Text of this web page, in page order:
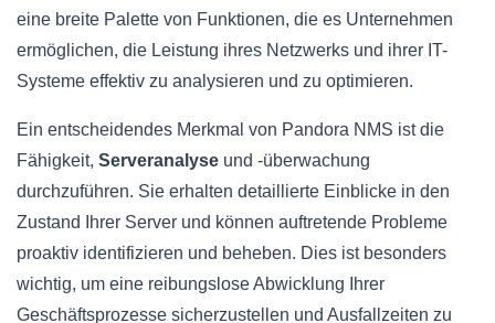
eine breite Palette von Funktionen, die es Unternehmen
ermöglichen, die Leistung ihres Netzwerks und ihrer IT-
Systeme effektiv zu analysieren und zu optimieren.
Ein entscheidendes Merkmal von Pandora NMS ist die
Fähigkeit, Serveranalyse und -überwachung
durchzuführen. Sie erhalten detaillierte Einblicke in den
Zustand Ihrer Server und können auftretende Probleme
proaktiv identifizieren und beheben. Dies ist besonders
wichtig, um eine reibungslose Abwicklung Ihrer
Geschäftsprozesse sicherzustellen und Ausfallzeiten zu